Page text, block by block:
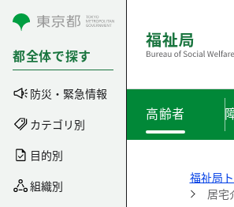
コンテンツにスキップ
都全体で探す
防災・緊急情報
カテゴリ別
目的別
組織別
高齢者
福祉局
居宅